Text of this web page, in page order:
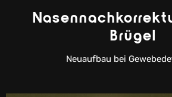
Brügel
Neuaufbau bei